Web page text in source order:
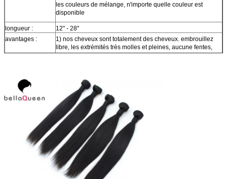
les couleurs de mélange, n'importe quelle couleur est
disponible
longueur :
12" - 28"
avantages :
1) nos cheveux sont totalement des cheveux. embrouillez
libre, les extrémités très molles et pleines, aucune fentes,
aucun rejet, naturel et non
et peut être repassé et changé le design.
2)nous sommes une équipe professionnelle avec l'examen
strict et une expérience habile d'exportation
3) notre produit est toujours à un stable et haut à un prix
usine. nous pouvons également offrir l'échantillon pour votre
contrôle
4)
nous fournissons l'expédition rapide et bon service après-
vente
5)nous avons avancé des installations productives